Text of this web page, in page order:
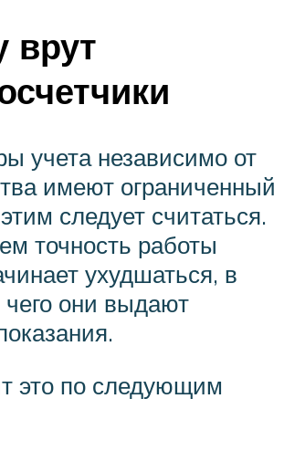
врут
учета независимо от
имеют ограниченный
следует считаться.
точность работы
ухудшаться, в
чего они выдают
это по следующим